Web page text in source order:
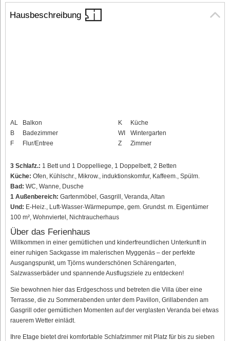
Hausbeschreibung
AL
Balkon
B
Badezimmer
F
Flur/Entree
K
Küche
WI
Wintergarten
Z
Zimmer
3 Schlafz.: 1 Bett und 1 Doppelliege, 1 Doppelbett, 2 Betten
Küche: Ofen, Kühlschr., Mikrow., induktionskomfur, Kaffeem., Spülm.
Bad: WC, Wanne, Dusche
1 Außenbereich: Gartenmöbel, Gasgrill, Veranda, Altan
Und: E-Heiz., Luft-Wasser-Wärmepumpe, gem. Grundst. m. Eigentümer
100 m², Wohnviertel, Nichtraucherhaus
Über das Ferienhaus
Willkommen in einer gemütlichen und kinderfreundlichen Unterkunft in
einer ruhigen Sackgasse im malerischen Myggenäs – der perfekte
Ausgangspunkt, um Tjörns wunderschönen Schärengarten,
Salzwasserbäder und spannende Ausflugsziele zu entdecken!
Sie bewohnen hier das Erdgeschoss und betreten die Villa über eine
Terrasse, die zu Sommerabenden unter dem Pavillon, Grillabenden am
Gasgrill oder gemütlichen Momenten auf der verglasten Veranda bei etwas
rauerem Wetter einlädt.
Ihre Etage bietet drei komfortable Schlafzimmer mit Platz für bis zu sieben